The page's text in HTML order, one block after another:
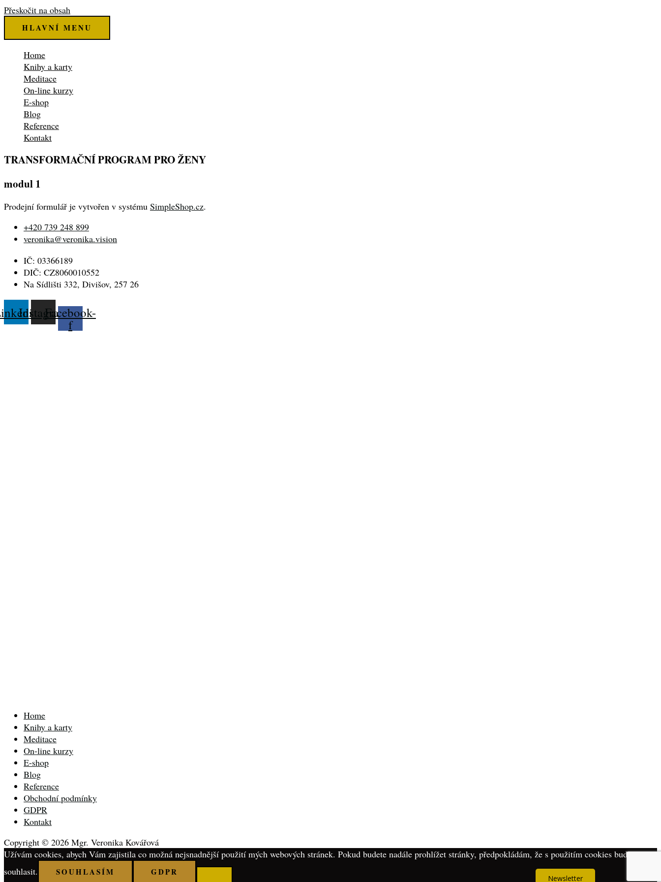
Přeskočit na obsah
HLAVNÍ MENU
Home
Knihy a karty
Meditace
On-line kurzy
E-shop
Blog
Reference
Kontakt
TRANSFORMAČNÍ PROGRAM PRO ŽENY
modul 1
Prodejní formulář je vytvořen v systému SimpleShop.cz.
+420 739 248 899
veronika@veronika.vision
IČ: 03366189
DIČ: CZ8060010552
Na Sídlišti 332, Divišov, 257 26
InstagramFacebook-
f
Home
Knihy a karty
Meditace
On-line kurzy
E-shop
Blog
Reference
Obchodní podmínky
GDPR
Kontakt
Copyright © 2026 Mgr. Veronika Kovářová
Newsletter
Užívám cookies, abych Vám zajistila co možná nejsnadnější použití mých webových stránek. Pokud budete nadále prohlížet stránky, předpokládám, že s použitím cookies budete
souhlasit.
SOUHLASÍM GDPR